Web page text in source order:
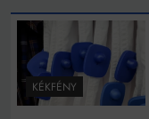
KÉKFÉNY